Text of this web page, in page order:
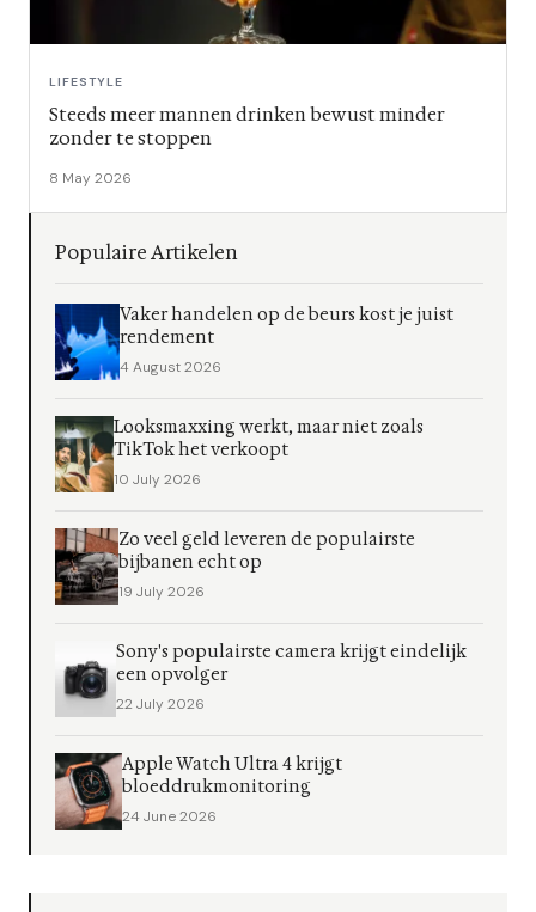
LIFESTYLE
Steeds meer mannen drinken bewust minder
zonder te stoppen
8 May 2026
Populaire Artikelen
Vaker handelen op de beurs kost je juist
rendement
4 August 2026
Looksmaxxing werkt, maar niet zoals
TikTok het verkoopt
10 July 2026
Zo veel geld leveren de populairste
bijbanen echt op
19 July 2026
Sony's populairste camera krijgt eindelijk
een opvolger
22 July 2026
Apple Watch Ultra 4 krijgt
bloeddrukmonitoring
24 June 2026